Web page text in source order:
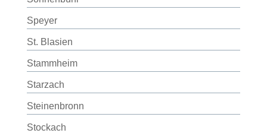
Speyer
St. Blasien
Stammheim
Starzach
Steinenbronn
Stockach